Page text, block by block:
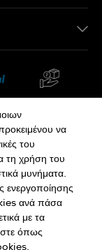
Cookies
να
του
τη χρήση του
μυνήματα.
ενεργοποίησης
ανά πάσα
με τα
όπως